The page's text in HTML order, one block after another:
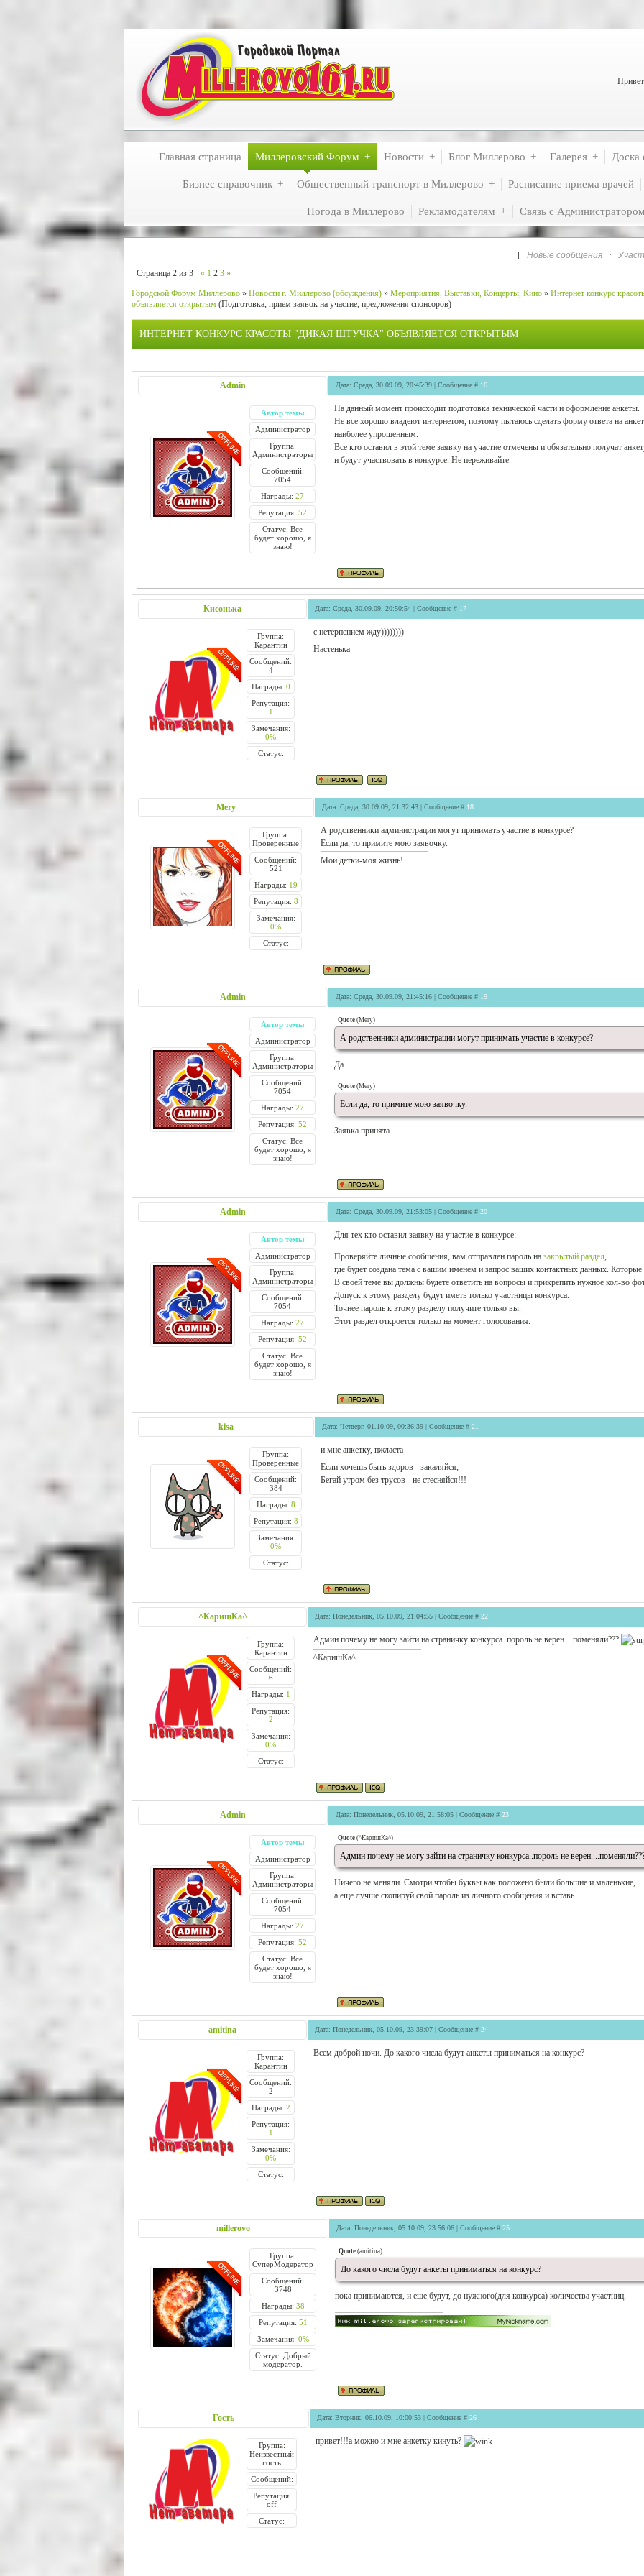
Главная страница Миллеровский Форум Новости Блог Миллерово Галерея Доска
Бизнес справочник Общественный транспорт в Миллерово Расписание приема врачей
Погода в Миллерово Рекламодателям Связь с
[ Новые сообщения ·
Страница 2 из 3 « 1 2 3 »
Городской Форум Миллерово » Новости г. Миллерово (обсуждения) » Мероприятия, Выставки, Концерты, Кино » Интернет конкурс
объявляется открытым (Подготовка, прием заявок на участие, предложения спонсоров)
ИНТЕРНЕТ КОНКУРС КРАСОТЫ "ДИКАЯ ШТУЧКА" ОБЪЯВЛЯЕТСЯ ОТКРЫТЫМ
Admin Дата: Среда, 30.09.09, 20:45:39 | Сообщение # 16
Автор темы
Администратор
Группа:
Администраторы
Сообщений:
7054
Награды: 27
Репутация: 52
Статус: Все
будет хорошо, я
знаю!
На данный момент происходит подготовка технической части и оформление анкеты.
Не все хорошо владеют интернетом, поэтому пытаюсь сделать форму ответа на
наиболее упрощенным.
Все кто оставил в этой теме заявку на участие отмечены и обязательно получат
и будут участвовать в конкурсе. Не переживайте.
Кисонька Дата: Среда, 30.09.09, 20:50:54 | Сообщение # 17
Группа:
Карантин
Сообщений:
4
Награды: 0
Репутация:
1
Замечания:
0%
Статус:
с нетерпением жду))))))))
Настенька
Mery Дата: Среда, 30.09.09, 21:32:43 | Сообщение # 18
Группа:
Проверенные
Сообщений:
521
Награды: 19
Репутация: 8
Замечания:
0%
Статус:
А родственники администрации могут принимать участие в конкурсе?
Если да, то примите мою заявочку.
Мои детки-моя жизнь!
Admin Дата: Среда, 30.09.09, 21:45:16 | Сообщение # 19
Автор темы
Администратор
Группа:
Администраторы
Сообщений:
7054
Награды: 27
Репутация: 52
Статус: Все
будет хорошо, я
знаю!
Quote (Mery)
А родственники администрации могут принимать участие в конкурсе?
Да
Quote (Mery)
Если да, то примите мою заявочку.
Заявка принята.
Admin Дата: Среда, 30.09.09, 21:53:05 | Сообщение # 20
Автор темы
Администратор
Группа:
Администраторы
Сообщений:
7054
Награды: 27
Репутация: 52
Статус: Все
будет хорошо, я
знаю!
Для тех кто оставил заявку на участие в конкурсе:
Проверяйте личные сообщения, вам отправлен пароль на закрытый раздел,
где будет создана тема с вашим именем и запрос ваших контактных данных.
В своей теме вы должны будете ответить на вопросы и прикрепить нужное кол-во
Допуск к этому разделу будут иметь только участницы конкурса.
Точнее пароль к этому разделу получите только вы.
Этот раздел откроется только на момент голосования.
kisa Дата: Четверг, 01.10.09, 00:36:39 | Сообщение # 21
Группа:
Проверенные
Сообщений:
384
Награды: 8
Репутация: 8
Замечания:
0%
Статус:
и мне анкетку, пжласта
Если хочешь быть здоров - закаляйся,
Бегай утром без трусов - не стесняйся!!!
^КаришКа^ Дата: Понедельник, 05.10.09, 21:04:55 | Сообщение # 22
Группа:
Карантин
Сообщений:
6
Награды: 1
Репутация:
2
Замечания:
0%
Статус:
Админ почему не могу зайти на страничку конкурса..пороль не верен....поменяли???
^КаришКа^
Admin Дата: Понедельник, 05.10.09, 21:58:05 | Сообщение # 23
Автор темы
Администратор
Группа:
Администраторы
Сообщений:
7054
Награды: 27
Репутация: 52
Статус: Все
будет хорошо, я
знаю!
Quote (^КаришКа^)
Админ почему не могу зайти на страничку конкурса..пороль не
Ничего не меняли. Смотри чтобы буквы как положено были большие и маленькие,
а еще лучше скопируй свой пароль из личного сообщения и вставь.
amitina Дата: Понедельник, 05.10.09, 23:39:07 | Сообщение # 24
Группа:
Карантин
Сообщений:
2
Награды: 2
Репутация:
1
Замечания:
0%
Статус:
Всем доброй ночи. До какого числа будут анкеты приниматься на конкурс?
millerovo Дата: Понедельник, 05.10.09, 23:56:06 | Сообщение # 25
Группа:
СуперМодератор
Сообщений:
3748
Награды: 38
Репутация: 51
Замечания: 0%
Статус: Добрый
модератор.
Quote (amitina)
До какого числа будут анкеты приниматься на конкурс?
пока принимаются, и еще будут, до нужного(для конкурса) количества участниц.
Гость Дата: Вторник, 06.10.09, 10:00:53 | Сообщение # 26
Группа:
Неизвестный
гость
Сообщений:
Репутация:
off
Статус:
привет!!!а можно и мне анкетку кинуть?